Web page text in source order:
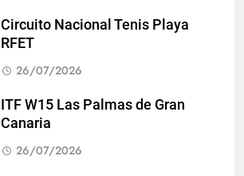
Circuito Nacional Tenis Playa
RFET
26/07/2026
ITF W15 Las Palmas de Gran
Canaria
26/07/2026